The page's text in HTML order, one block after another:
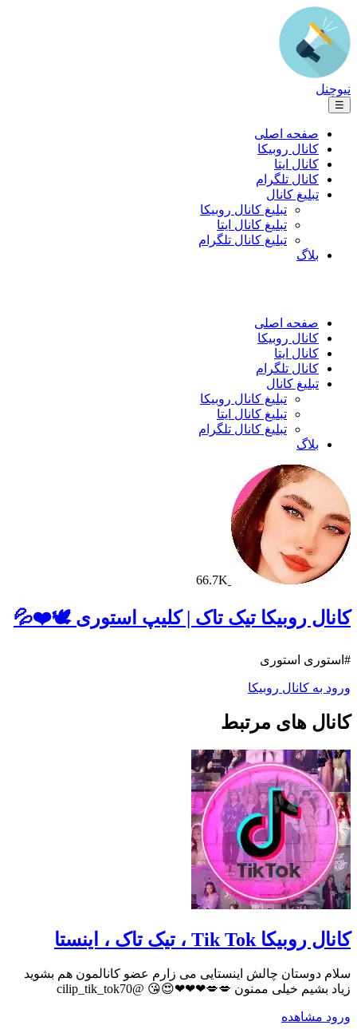
نیوچنل
☰
صفحه اصلی
کانال روبیکا
کانال ایتا
کانال تلگرام
تبلیغ کانال
تبلیغ کانال روبیکا
تبلیغ کانال ایتا
تبلیغ کانال تلگرام
بلاگ
صفحه اصلی
کانال روبیکا
کانال ایتا
کانال تلگرام
تبلیغ کانال
تبلیغ کانال روبیکا
تبلیغ کانال ایتا
تبلیغ کانال تلگرام
بلاگ
66.7K
کانال روبیکا تیک تاک | کلیپ استوری 🕊❤️💦
#استوری استوری‌
ورود به کانال روبیکا
کانال های مرتبط
کانال روبیکا Tik Tok ، تیک تاک ، اینستا
سلام دوستان چالش اینستایی می زارم عضو کانالمون هم بشوید
زیاد بشیم خیلی ممنون 💋💋❤❤❤😍😘 @cilip_tik_tok70
ورود مشاهده